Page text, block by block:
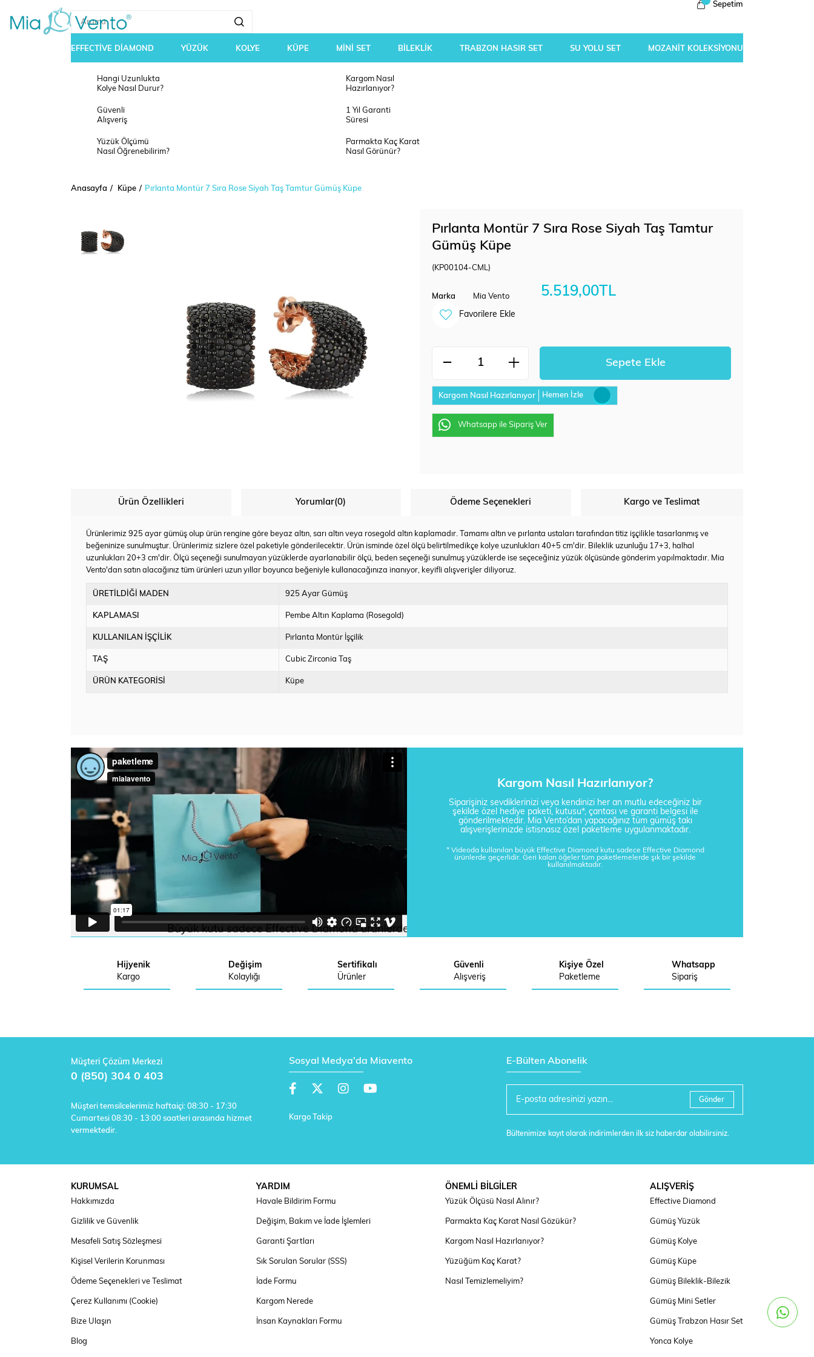
Sepetim
EFFECTİVE DİAMOND YÜZÜK KOLYE KÜPE MİNİ SET BİLEKLİK TRABZON HASIR SET SU YOLU SET MOZANİT KOLEKSİYONU
Hangi Uzunlukta
Kolye Nasıl Durur?
Kargom Nasıl
Hazırlanıyor?
Güvenli
Alışveriş
1 Yıl Garanti
Süresi
Yüzük Ölçümü
Nasıl Öğrenebilirim?
Parmakta Kaç Karat
Nasıl Görünür?
Anasayfa Küpe Pırlanta Montür 7 Sıra Rose Siyah Taş Tamtur Gümüş Küpe
Pırlanta Montür 7 Sıra Rose Siyah Taş Tamtur
Gümüş Küpe
(KP00104-CML)
Marka Mia Vento 5.519,00TL
Favorilere Ekle
Kargom Nasıl Hazırlanıyor Hemen İzle
Whatsapp ile Sipariş Ver
Ürün Özellikleri Yorumlar(0) Ödeme Seçenekleri Kargo ve Teslimat
Ürünlerimiz 925 ayar gümüş olup ürün rengine göre beyaz altın, sarı altın veya rosegold altın kaplamadır. Tamamı altın ve pırlanta ustaları tarafından titiz işçilikle tasarlanmış ve
beğeninize sunulmuştur. Ürünlerimiz sizlere özel paketiyle gönderilecektir. Ürün isminde özel ölçü belirtilmedikçe kolye uzunlukları 40+5 cm'dir. Bileklik uzunluğu 17+3, halhal
uzunlukları 20+3 cm'dir. Ölçü seçeneği sunulmayan yüzüklerde ayarlanabilir ölçü, beden seçeneği sunulmuş yüzüklerde ise seçeceğiniz yüzük ölçüsünde gönderim yapılmaktadır. Mia
Vento'dan satın alacağınız tüm ürünleri uzun yıllar boyunca beğeniyle kullanacağınıza inanıyor, keyifli alışverişler diliyoruz.
ÜRETİLDİĞİ MADEN 925 Ayar Gümüş
KAPLAMASI Pembe Altın Kaplama (Rosegold)
KULLANILAN İŞÇİLİK Pırlanta Montür İşçilik
TAŞ Cubic Zirconia Taş
ÜRÜN KATEGORİSİ Küpe
Kargom Nasıl Hazırlanıyor?
Siparişiniz sevdiklerinizi veya kendinizi her an mutlu edeceğiniz bir
şekilde özel hediye paketi, kutusu*, çantası ve garanti belgesi ile
gönderilmektedir. Mia Vento’dan yapacağınız tüm gümüş takı
alışverişlerinizde istisnasız özel paketleme uygulanmaktadır.
* Videoda kullanılan büyük Effective Diamond kutu sadece Effective Diamond
ürünlerde geçerlidir. Geri kalan öğeler tüm paketlemelerde şık bir şekilde
kullanılmaktadır.
Hijyenik
Kargo
Değişim
Kolaylığı
Sertifikalı
Ürünler
Güvenli
Alışveriş
Kişiye Özel
Paketleme
Whatsapp
Sipariş
Müşteri Çözüm Merkezi
0 (850) 304 0 403
Müşteri temsilcelerimiz haftaiçi: 08:30 - 17:30
Cumartesi 08:30 - 13:00 saatleri arasında hizmet
vermektedir.
Sosyal Medya'da Miavento
Kargo Takip
E-Bülten Abonelik
Gönder
Bültenimize kayıt olarak indirimlerden ilk siz haberdar olabilirsiniz.
KURUMSAL
Hakkımızda
Gizlilik ve Güvenlik
Mesafeli Satış Sözleşmesi
Kişisel Verilerin Korunması
Ödeme Seçenekleri ve Teslimat
Çerez Kullanımı (Cookie)
Bize Ulaşın
Blog
YARDIM
Havale Bildirim Formu
Değişim, Bakım ve İade İşlemleri
Garanti Şartları
Sık Sorulan Sorular (SSS)
İade Formu
Kargom Nerede
İnsan Kaynakları Formu
ÖNEMLİ BİLGİLER
Yüzük Ölçüsü Nasıl Alınır?
Parmakta Kaç Karat Nasıl Gözükür?
Kargom Nasıl Hazırlanıyor?
Yüzüğüm Kaç Karat?
Nasıl Temizlemeliyim?
ALIŞVERİŞ
Effective Diamond
Gümüş Yüzük
Gümüş Kolye
Gümüş Küpe
Gümüş Bileklik-Bilezik
Gümüş Mini Setler
Gümüş Trabzon Hasır Set
Yonca Kolye